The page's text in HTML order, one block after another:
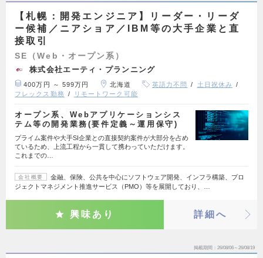
【札幌：開発エンジニア】リーダー・リーダ
ー候補／ニアショア／IBM等の大手企業と直
接取引
SE（Web・オープン系）
株式会社エーティ・プランニング
400万円 ～ 599万円 北海道 英語力不問
土日祝休み
フレックス勤務
リモートワーク可能
オープン系、Webアプリケーションシス
テム等の開発業務(要件定義～運用保守)
プライム案件や大手SI企業との直接契約案件が大部分を占め
ているため、上流工程から一貫して携わっていただけます。
これまでの…
会社概要
金融、保険、公共を中心にソフトウェア開発、インフラ構築、プロ
ジェクトマネジメント推進サービス（PMO）等を展開しており、…
興味あり 詳細へ
掲載期間 26/08/06～26/08/19